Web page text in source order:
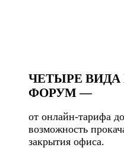
ЧЕТЫРЕ ВИДА
ФОРУМ —
от онлайн-тарифа
возможность
закрытия офиса.